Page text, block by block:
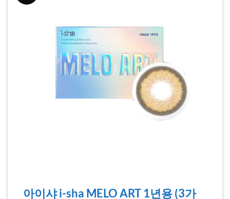
아이샤 i-sha MELO ART 1년용 (3가